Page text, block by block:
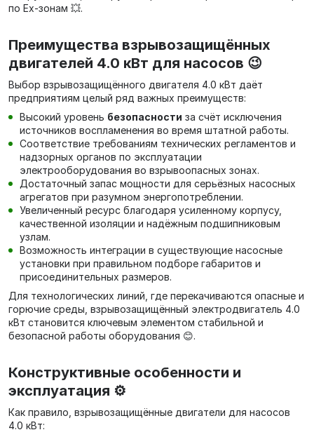
по Ex‑зонам 💥.
Преимущества взрывозащищённых
двигателей 4.0 кВт для насосов 😉
Выбор взрывозащищённого двигателя 4.0 кВт даёт
предприятиям целый ряд важных преимуществ:
Высокий уровень безопасности за счёт исключения
источников воспламенения во время штатной работы.
Соответствие требованиям технических регламентов и
надзорных органов по эксплуатации
электрооборудования во взрывоопасных зонах.
Достаточный запас мощности для серьёзных насосных
агрегатов при разумном энергопотреблении.
Увеличенный ресурс благодаря усиленному корпусу,
качественной изоляции и надёжным подшипниковым
узлам.
Возможность интеграции в существующие насосные
установки при правильном подборе габаритов и
присоединительных размеров.
Для технологических линий, где перекачиваются опасные и
горючие среды, взрывозащищённый электродвигатель 4.0
кВт становится ключевым элементом стабильной и
безопасной работы оборудования 😊.
Конструктивные особенности и
эксплуатация ⚙️
Как правило, взрывозащищённые двигатели для насосов
4.0 кВт: